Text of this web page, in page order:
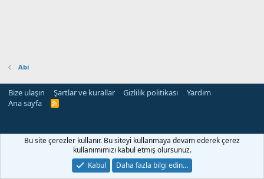
Abi
Bize ulaşın Şartlar ve kurallar Gizlilik politikası
Yardım
Ana sayfa
R
rehber siteleriBu site çerezler kullanır. Bu siteyi kullanmaya devam ederek çerez
kullanımımızı kabul etmiş olursunuz.
Kabul
Daha fazla bilgi edin…